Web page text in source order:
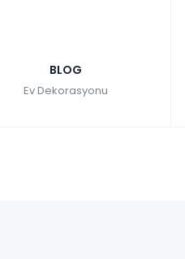
BLOG
Ev Dekorasyonu